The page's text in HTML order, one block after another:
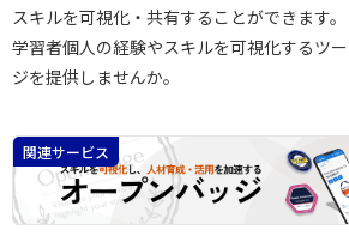
スキルを可視化・共有することができます。
学習者個人の経験やスキルを可視化するツ
ジを提供しませんか。
関連サービス